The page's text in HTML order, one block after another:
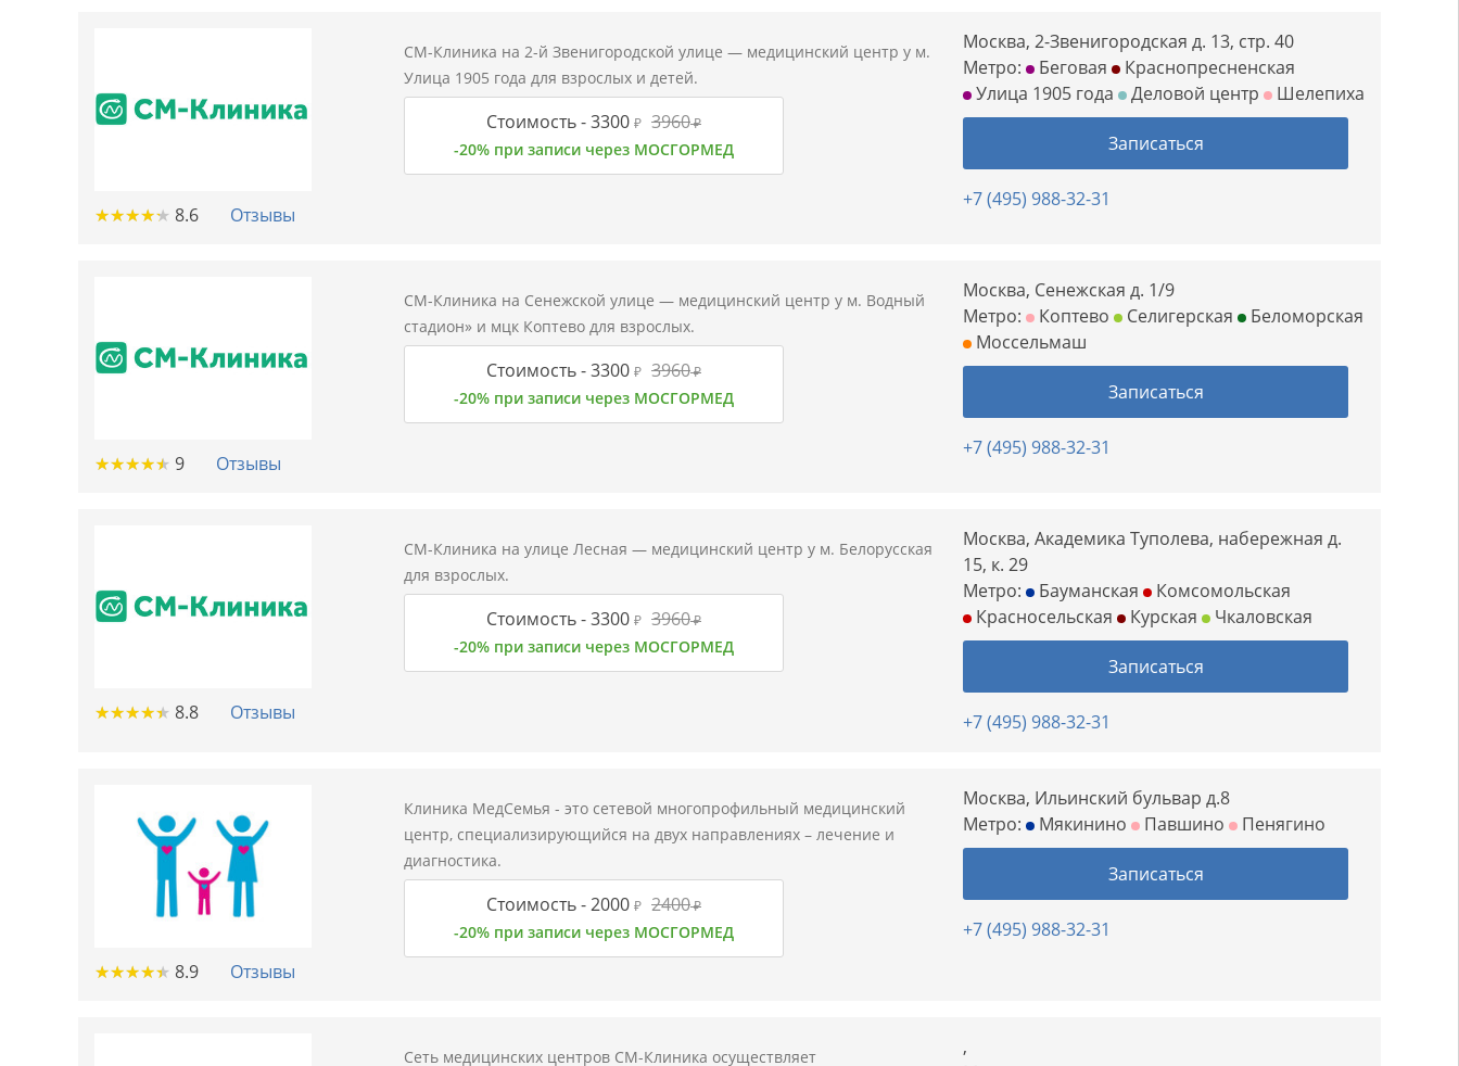
★★★★★
★★★★★ 8.6 Отзывы
СМ-Клиника на 2-й Звенигородской улице — медицинский центр у м.
Улица 1905 года для взрослых и детей.
Стоимость -3300 ₽ 3960₽
-20% при записи через МОСГОРМЕД
Москва, 2-Звенигородская д. 13, стр. 40
Метро:
Беговая
Краснопресненская
Улица 1905 года
Деловой центр Шелепиха
Записаться
+7 (495) 988-32-31
★★★★★
★★★★★ 9 Отзывы
СМ-Клиника на Сенежской улице — медицинский центр у м. Водный
стадион» и мцк Коптево для взрослых.
Стоимость -3300 ₽ 3960₽
-20% при записи через МОСГОРМЕД
Москва, Сенежская д. 1/9
Метро:
Коптево Селигерская
Беломорская
Моссельмаш
Записаться
+7 (495) 988-32-31
★★★★★
★★★★★ 8.8 Отзывы
СМ-Клиника на улице Лесная — медицинский центр у м. Белорусская
для взрослых.
Стоимость -3300 ₽ 3960₽
-20% при записи через МОСГОРМЕД
Москва, Академика Туполева, набережная д.
15, к. 29
Метро:
Бауманская
Комсомольская
Красносельская
Курская Чкаловская
Записаться
+7 (495) 988-32-31
★★★★★
★★★★★ 8.9 Отзывы
Клиника МедСемья - это сетевой многопрофильный медицинский
центр, специализирующийся на двух направлениях – лечение и
диагностика.
Стоимость -2000 ₽ 2400₽
-20% при записи через МОСГОРМЕД
Москва, Ильинский бульвар д.8
Метро:
Мякинино Павшино Пенягино
Записаться
+7 (495) 988-32-31
Сеть медицинских центров СМ-Клиника осуществляет
,